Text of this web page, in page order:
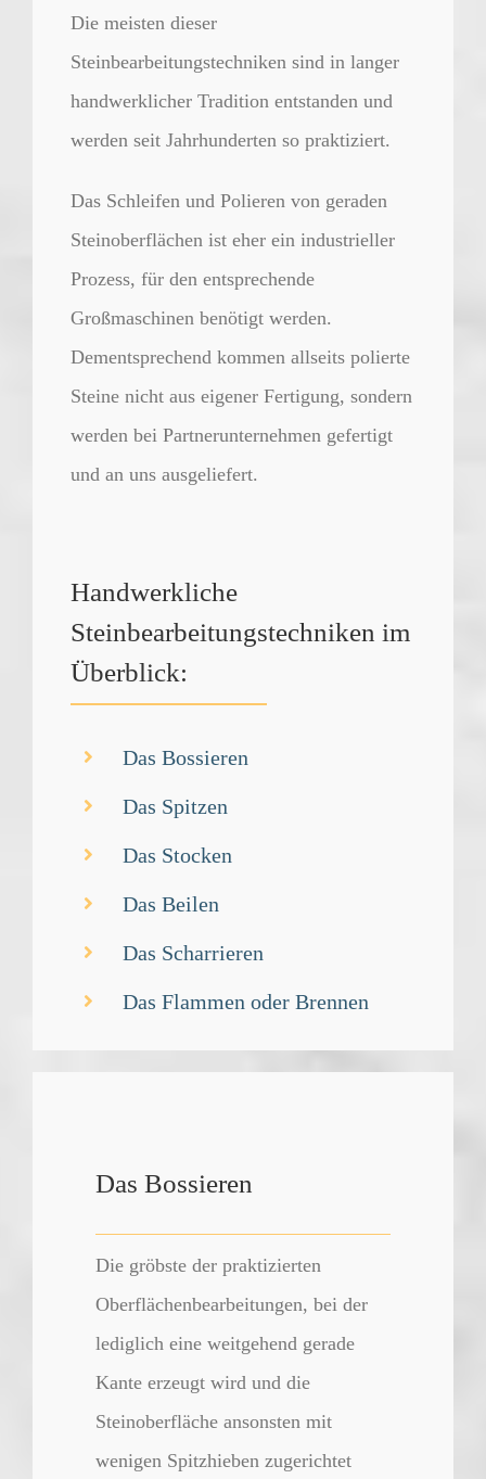
Die meisten dieser
Steinbearbeitungstechniken sind in langer
handwerklicher Tradition entstanden und
werden seit Jahrhunderten so praktiziert.
Das Schleifen und Polieren von geraden
Steinoberflächen ist eher ein industrieller
Prozess, für den entsprechende
Großmaschinen benötigt werden.
Dementsprechend kommen allseits polierte
Steine nicht aus eigener Fertigung, sondern
werden bei Partnerunternehmen gefertigt
und an uns ausgeliefert.
Handwerkliche
Steinbearbeitungstechniken im
Überblick:
Das Bossieren
Das Spitzen
Das Stocken
Das Beilen
Das Scharrieren
Das Flammen oder Brennen
Das Bossieren
Die gröbste der praktizierten
Oberflächenbearbeitungen, bei der
lediglich eine weitgehend gerade
Kante erzeugt wird und die
Steinoberfläche ansonsten mit
wenigen Spitzhieben zugerichtet